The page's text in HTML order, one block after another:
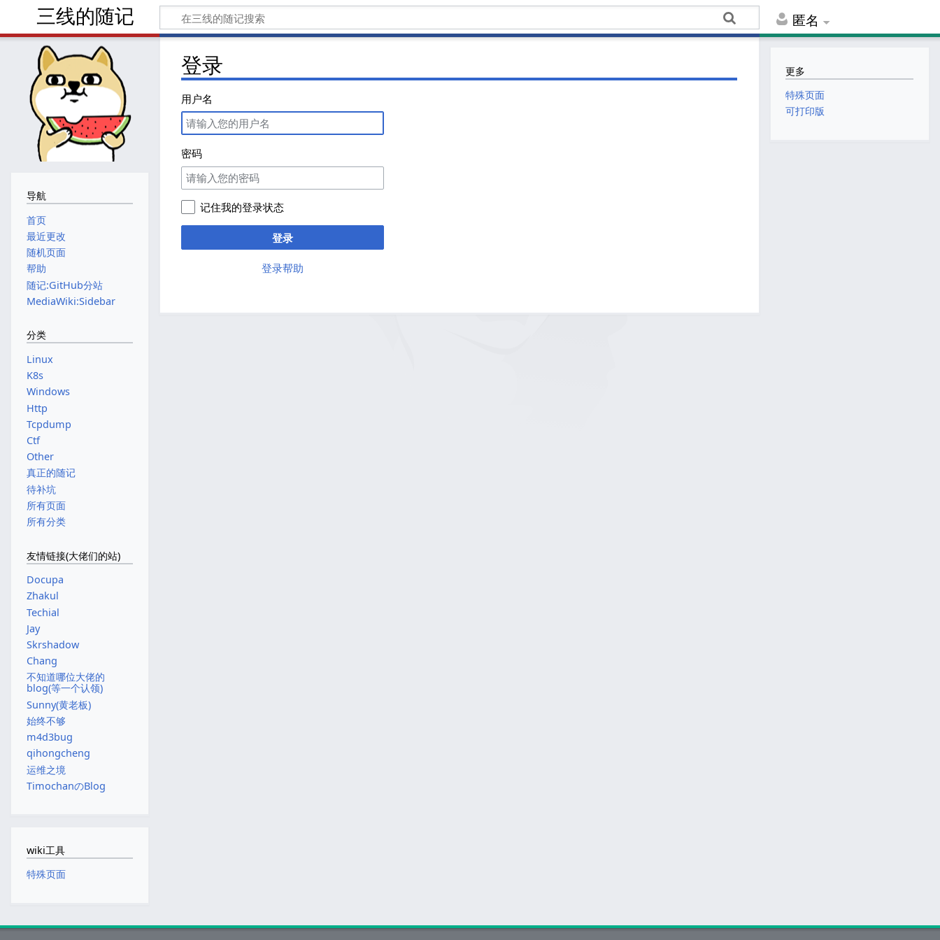
匿名
三线的随记
登录
用户名
密码
记住我的登录状态
登录
登录帮助
导航
首页
最近更改
随机页面
帮助
随记:GitHub分站
MediaWiki:Sidebar
分类
Linux
K8s
Windows
Http
Tcpdump
Ctf
Other
真正的随记
待补坑
所有页面
所有分类
友情链接(大佬们的站)
Docupa
Zhakul
Techial
Jay
Skrshadow
Chang
不知道哪位大佬的
blog(等一个认领)
Sunny(黄老板)
始终不够
m4d3bug
qihongcheng
运维之境
TimochanのBlog
wiki工具
特殊页面
更多
特殊页面
可打印版